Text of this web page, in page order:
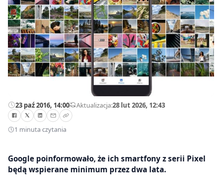
23 paź 2016, 14:00—Aktualizacja:28 lut 2026, 12:43
1 minuta czytania
Google poinformowało, że ich smartfony z serii Pixel
będą wspierane minimum przez dwa lata.